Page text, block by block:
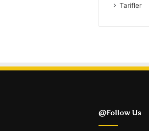
Tarifler
@Follow Us